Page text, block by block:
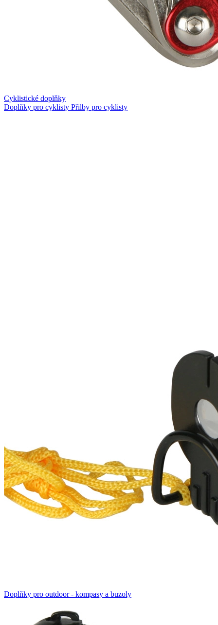
Cyklistické doplňky
Doplňky pro cyklisty Přilby pro cyklisty
Doplňky pro outdoor - kompasy a buzoly